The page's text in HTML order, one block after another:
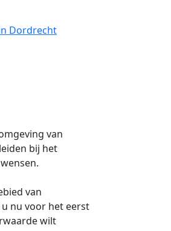
Dordrecht
van
bij het
van
nu voor het eerst
wilt